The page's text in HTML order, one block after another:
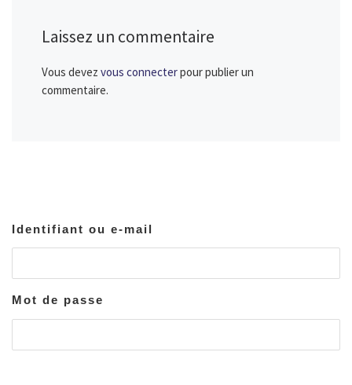
Laissez un commentaire
Vous devez vous connecterpour publier un
commentaire.
Identifiant ou e-mail
Mot de passe